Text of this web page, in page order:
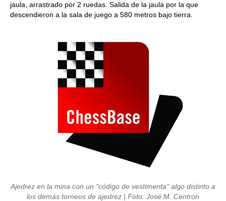
jaula, arrastrado por 2 ruedas. Salida de la jaula por la que
descendieron a la sala de juego a 580 metros bajo tierra.
Ajedrez en la mina con un "código de vestimenta" algo distinto a
los demás torneos de ajedrez | Foto: José M. Centron